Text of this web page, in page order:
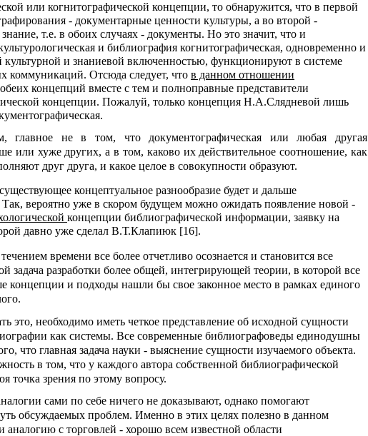
или когнитографической концепции, то обнаружится, что в первой
- документарные ценности культуры, а во второй -
т.е. в обоих случаях - документы. Но это значит, что и
и библиография когнитографическая, одновременно и
культурной и знаниевой включенностью, функционируют в системе
коммуникаций. Отсюда следует, что в данном отношении
концепций вместе с тем и полноправные представители
концепции. Пожалуй, только концепция Н.А.Слядневой лишь
главное не в том, что документографическая или любая другая
или хуже других, а в том, каково их действительное соотношение, как
друг друга, и какое целое в совокупности образуют.
концептуальное разнообразие будет и дальше
Так, вероятно уже в скором будущем можно ожидать появление новой -
концепции библиографической информации, заявку на
давно уже сделал В.Т.Клапиюк [16].
времени все более отчетливо осознается и становится все
задача разработки более общей, интегрирующей теории, в которой все
концепции и подходы нашли бы свое законное место в рамках единого
это, необходимо иметь четкое представление об исходной сущности
как системы. Все современные библиографоведы единодушны
что главная задача науки - выяснение сущности изучаемого объекта.
в том, что у каждого автора собственной библиографической
точка зрения по этому вопросу.
сами по себе ничего не доказывают, однако помогают
обсуждаемых проблем. Именно в этих целях полезно в данном
аналогию с торговлей - хорошо всем известной области